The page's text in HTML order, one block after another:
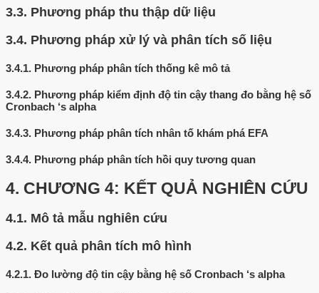
3.3. Phương pháp thu thập dữ liệu
3.4. Phương pháp xử lý và phân tích số liệu
3.4.1. Phương pháp phân tích thống kê mô tả
3.4.2. Phương pháp kiểm định độ tin cậy thang đo bằng hệ số
Cronbach ‘s alpha
3.4.3. Phương pháp phân tích nhân tố khám phá EFA
3.4.4. Phương pháp phân tích hồi quy tương quan
4. CHƯƠNG 4: KẾT QUẢ NGHIÊN CỨU
4.1. Mô tả mẫu nghiên cứu
4.2. Kết quả phân tích mô hình
4.2.1. Đo lường độ tin cậy bằng hệ số Cronbach ‘s alpha